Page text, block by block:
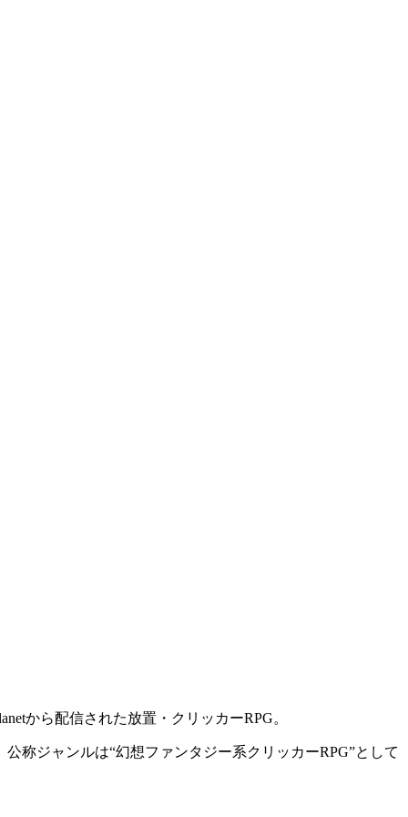
から配信された放置・クリッカーRPG。
公称ジャンルは“幻想ファンタジー系クリッカーRPG”として